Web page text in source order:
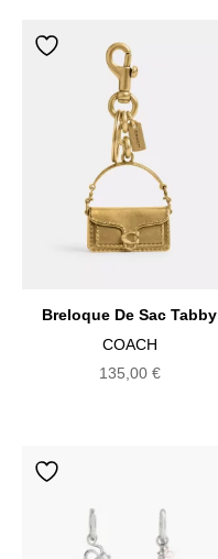
Breloque De Sac Tabby
COACH
135,00 €